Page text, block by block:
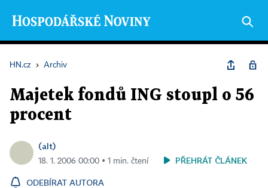
HN.cz › Archiv
Majetek fondů ING stoupl o 56
procent
(alt)
18. 1. 2006 00:00 ▪ 1 min. čtení PŘEHRÁT ČLÁNEK
ODEBÍRAT AUTORA